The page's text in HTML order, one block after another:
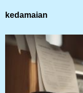
kedamaian